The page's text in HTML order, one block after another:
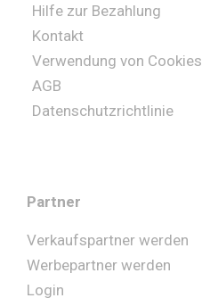
Hilfe zur Bezahlung
Kontakt
Verwendung von Cookies
AGB
Datenschutzrichtlinie
Partner
Verkaufspartner werden
Werbepartner werden
Login